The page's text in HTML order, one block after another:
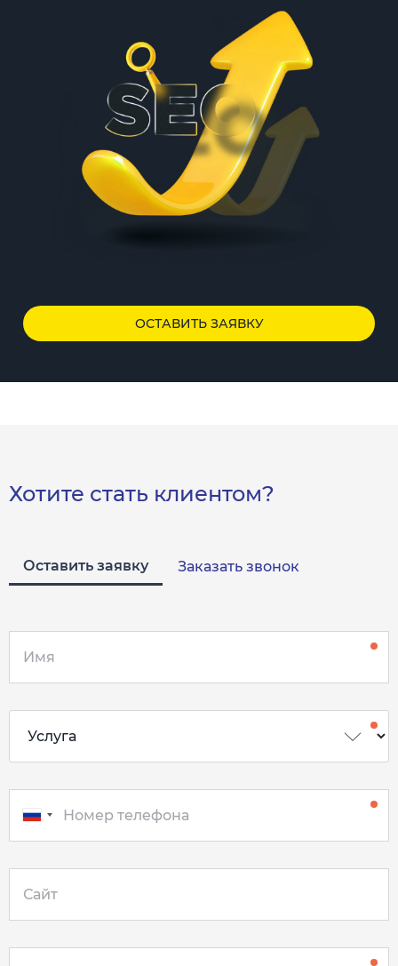
ОСТАВИТЬ ЗАЯВКУ
Хотите стать клиентом?
Оставить заявку Заказать звонок